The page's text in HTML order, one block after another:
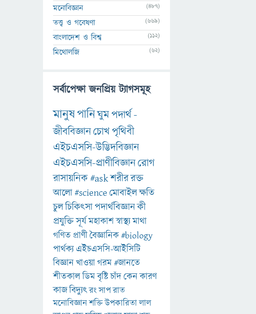
মনোবিজ্ঞান (487)
তত্ত্ব ও গবেষণা (669)
বাংলাদেশ ও বিশ্ব (112)
মিথোলজি (62)
সর্বাপেক্ষা জনপ্রিয় ট্যাগসমূহ
মানুষপানিঘুমপদার্থ-
জীববিজ্ঞানচোখপৃথিবী
এইচএসসি-উদ্ভিদবিজ্ঞান
এইচএসসি-প্রাণীবিজ্ঞানরোগ
রাসায়নিক#askশরীররক্ত
আলো#scienceমোবাইলক্ষতি
চুলচিকিৎসাপদার্থবিজ্ঞানকী
প্রযুক্তিসূর্যমহাকাশস্বাস্থ্যমাথা
গণিত প্রাণীবৈজ্ঞানিক#biology
পার্থক্য এইচএসসি-আইসিটি
বিজ্ঞানখাওয়াগরম#জানতে
শীতকালডিমবৃষ্টিচাঁদকেনকারণ
কাজবিদ্যুৎরংসাপরাত
মনোবিজ্ঞানশক্তিউপকারিতালাল